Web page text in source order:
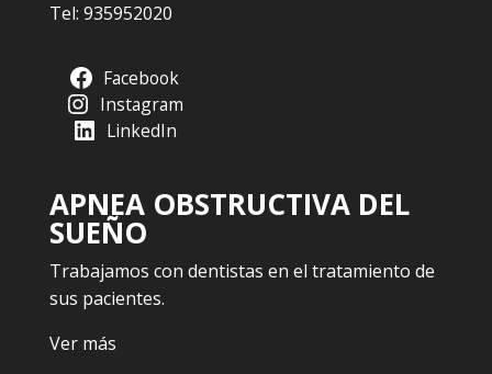
Tel: 935952020
Facebook
Instagram
LinkedIn
APNEA OBSTRUCTIVA DEL
SUEÑO
Trabajamos con dentistas en el tratamiento de
sus pacientes.
Ver más